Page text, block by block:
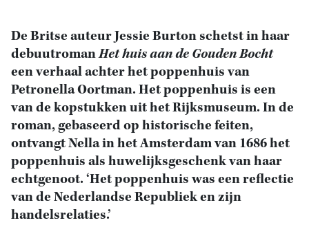
De Britse auteur Jessie Burton schetst in haar
debuutromanHet huis aan de Gouden Bocht
een verhaal achter het poppenhuis van
Petronella Oortman. Het poppenhuis is een
van de kopstukken uit het Rijksmuseum. In de
roman, gebaseerd op historische feiten,
ontvangt Nella in het Amsterdam van 1686 het
poppenhuis als huwelijksgeschenk van haar
echtgenoot. ‘Het poppenhuis was een reflectie
van de Nederlandse Republiek en zijn
handelsrelaties.’